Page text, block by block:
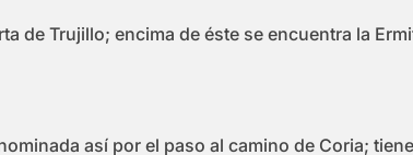
de Trujillo; encima de éste se encuentra la
así por el paso al camino de Coria;